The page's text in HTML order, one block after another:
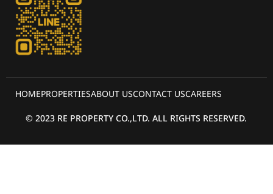
HOMEPROPERTIESABOUT USCONTACT USCAREERS
© 2023 RE PROPERTY CO.,LTD. ALL RIGHTS RESERVED.